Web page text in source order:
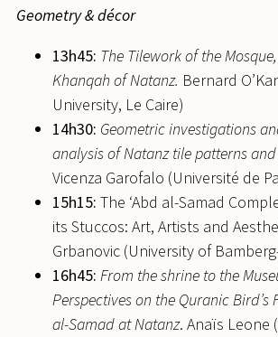
Geometry & décor
13h45: The Tilework of the
Khanqah of Natanz. Bernard
University, Le Caire)
14h30: Geometric investigations
analysis of Natanz tile patterns
Vicenza Garofalo (Université de
15h15: The ‘Abd al-Samad
its Stuccos: Art, Artists and
Grbanovic (University of
16h45: From the shrine to the
Perspectives on the Quranic Bird’s
al-Samad at Natanz. Anaïs Leone